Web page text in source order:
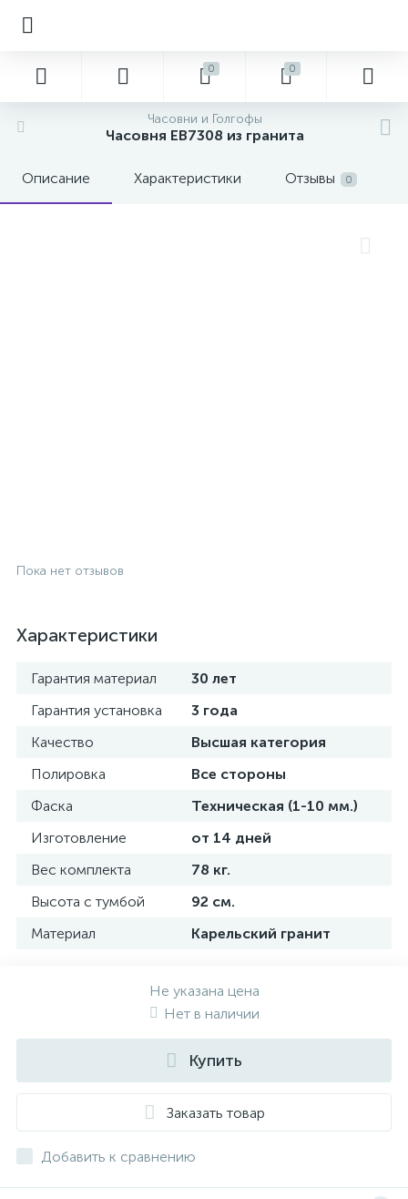
0 0
Часовни и Голгофы
Часовня EB7308 из гранита
Описание Характеристики Отзывы 0
Пока нет отзывов
Характеристики
Гарантия материал
30 лет
Гарантия установка
3 года
Качество
Высшая категория
Полировка
Все стороны
Фаска
Техническая (1-10 мм.)
Изготовление
от 14 дней
Вес комплекта
78 кг.
Высота с тумбой
92 см.
Материал
Карельский гранит
Не указана цена
Нет в наличии
Купить
Заказать товар
Добавить к сравнению